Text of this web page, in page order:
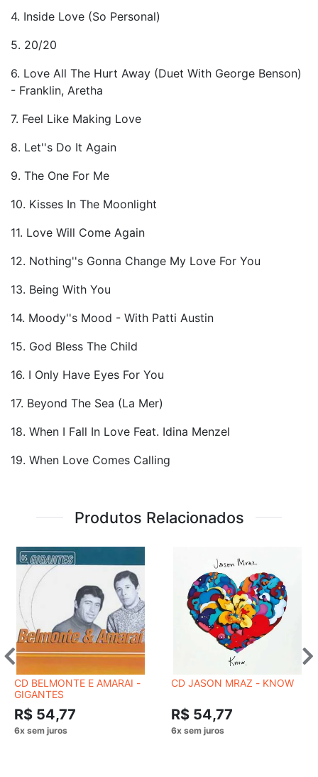
4. Inside Love (So Personal)
5. 20/20
6. Love All The Hurt Away (Duet With George Benson)
- Franklin, Aretha
7. Feel Like Making Love
8. Let''s Do It Again
9. The One For Me
10. Kisses In The Moonlight
11. Love Will Come Again
12. Nothing''s Gonna Change My Love For You
13. Being With You
14. Moody''s Mood - With Patti Austin
15. God Bless The Child
16. I Only Have Eyes For You
17. Beyond The Sea (La Mer)
18. When I Fall In Love Feat. Idina Menzel
19. When Love Comes Calling
Produtos Relacionados
CD BELMONTE E AMARAI -
GIGANTES
R$ 54,77
CD JASON MRAZ - KNOW
R$ 54,77